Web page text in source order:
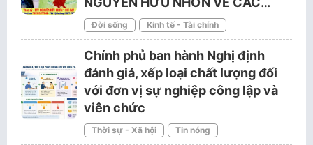
Đời sống Kinh tế - Tài chính
Chính phủ ban hành Nghị định
đánh giá, xếp loại chất lượng đối
với đơn vị sự nghiệp công lập và
viên chức
Thời sự - Xã hội Tin nóng